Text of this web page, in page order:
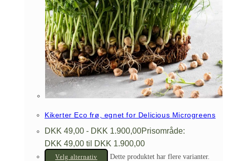
Kikerter Eco frø, egnet for Delicious Microgreens
DKK 49,00 - DKK 1.900,00Prisområde:
DKK 49,00 til DKK 1.900,00
Velg alternativ
Dette produktet har flere varianter.